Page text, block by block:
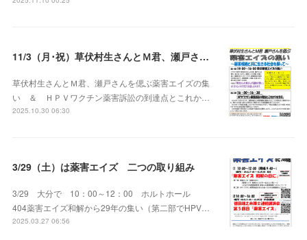
11/3（月･祝）草伏村生さんとＭ君、瀬戸さんを偲ぶ薬害エイズの集い
草伏村生さんとＭ君、瀬戸さんを偲ぶ薬害エイズの集
い ＆ ＨＰＶワクチン薬害訴訟の到達点とこれか…
2025.10.30 06:30
3/29（土）は薬害エイズ 二つの取り組み
3/29 大分で 10：00～12：00 ホルトホール
404薬害エイズ和解から29年の集い（第二部でHPV…
2025.03.27 06:56